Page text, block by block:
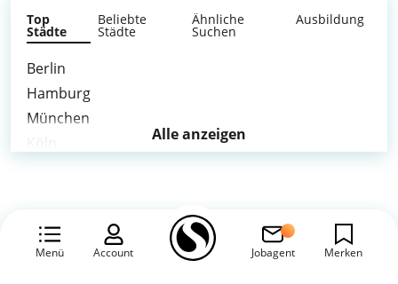
Menü Account Jobagent Merken
Top
Städte
Beliebte
Städte
Ähnliche
Suchen
Ausbildung
Berlin
Hamburg
München
Leipzig
Alle anzeigen